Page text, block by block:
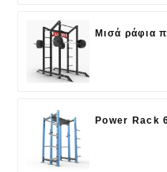
Μισά ράφια
Power Rack